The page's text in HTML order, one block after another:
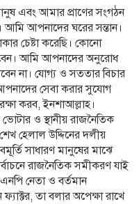
এবং আমার প্রাণের সংগঠন
আমি আপনাদের ঘরের সন্তান।
চেষ্টা করেছি। কোনো
আমি আপনাদের অনুরোধ
না। যোগ্য ও সততার বিচার
সেবা করার সুযোগ
করব, ইনশাআল্লাহ।
ভোটার ও স্থানীয় রাজনৈতিক
হেলাল উদ্দিনের দলীয়
সাধারণ মানুষের মাঝে
রাজনৈতিক সমীকরণ যাই
নেতা ও বর্তমান
তা বলার অপেক্ষা রাখে